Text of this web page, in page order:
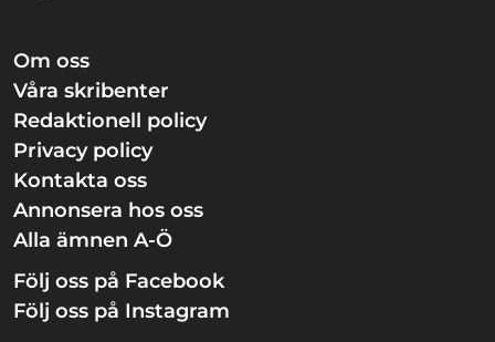
Om oss
Våra skribenter
Redaktionell policy
Privacy policy
Kontakta oss
Annonsera hos oss
Alla ämnen A-Ö
Följ oss på Facebook
Följ oss på Instagram